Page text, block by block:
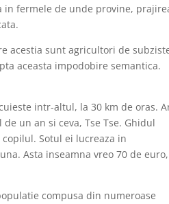
in fermele de unde provine,
acestia sunt agricultori de
aceasta impodobire semantica.
intr-altul, la 30 km de oras.
un an si ceva, Tse Tse. Ghidul
Sotul ei lucreaza in
Asta inseamna vreo 70 de
compusa din numeroase